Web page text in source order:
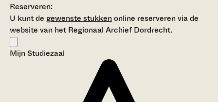
Reserveren:
U kunt de gewenste stukkenonline reserveren via de
website van het Regionaal Archief Dordrecht.
Mijn Studiezaal